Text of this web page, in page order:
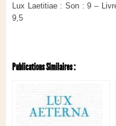
Lux Laetitiae : Son : 9 –
9,5
Publications Similaires :